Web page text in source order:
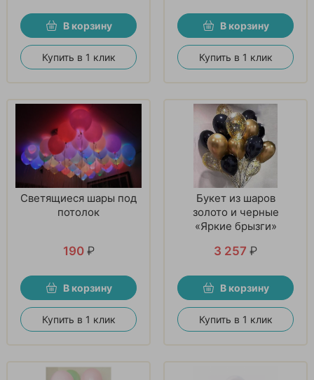
В корзину
Купить в 1 клик
В корзину
Купить в 1 клик
Светящиеся шары под
потолок
190 ₽
В корзину
Купить в 1 клик
Букет из шаров
золото и черные
«Яркие брызги»
3 257 ₽
В корзину
Купить в 1 клик